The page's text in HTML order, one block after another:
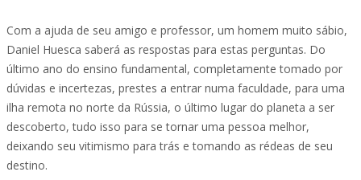
Com a ajuda de seu amigo e professor, um homem muito sábio,
Daniel Huesca saberá as respostas para estas perguntas. Do
último ano do ensino fundamental, completamente tomado por
dúvidas e incertezas, prestes a entrar numa faculdade, para uma
ilha remota no norte da Rússia, o último lugar do planeta a ser
descoberto, tudo isso para se tornar uma pessoa melhor,
deixando seu vitimismo para trás e tomando as rédeas de seu
destino.